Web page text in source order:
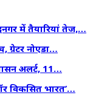
में तैयारियां तेज,…
ग्रेटर नोएडा…
अलर्ट, 11…
विकसित भारत’…